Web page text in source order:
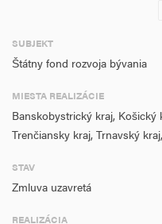
strategické zámery štátu v
Aktuálny stav bytového fondu
politiky je vo veľkej miere
bytov v bytových domoch
hromadnej výstavby
ktorých neodstránenie môže
stavu súprekročenie pôvodne
zanedbávaná údržba, výrazné
budov a obvodového plášťa
SUBJEKT
Štátny fond rozvoja bývania
MIESTA REALIZÁCIE
Banskobystrický kraj, Košický
Trenčiansky kraj, Trnavský
STAV
Zmluva uzavretá
REALIZÁCIA